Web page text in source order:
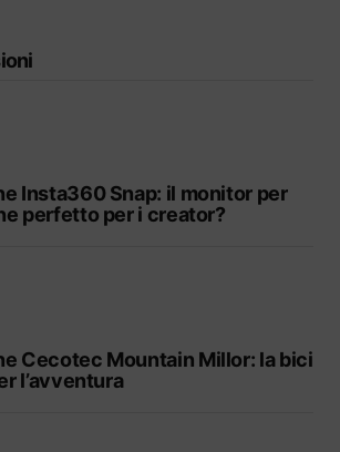
Insta360 Snap: il monitor per
perfetto per i creator?
Cecotec Mountain Millor: la bici
l’avventura